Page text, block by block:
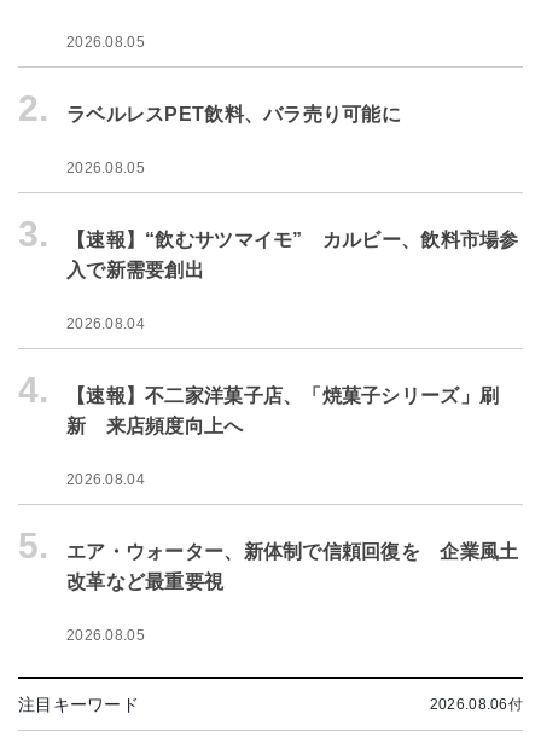
2026.08.05
2. ラベルレスPET飲料、バラ売り可能に
2026.08.05
3.
【速報】“飲むサツマイモ” カルビー、飲料市場参
入で新需要創出
2026.08.04
4.
【速報】不二家洋菓子店、「焼菓子シリーズ」刷
新 来店頻度向上へ
2026.08.04
5.
エア・ウォーター、新体制で信頼回復を 企業風土
改革など最重要視
2026.08.05
注目キーワード 2026.08.06付